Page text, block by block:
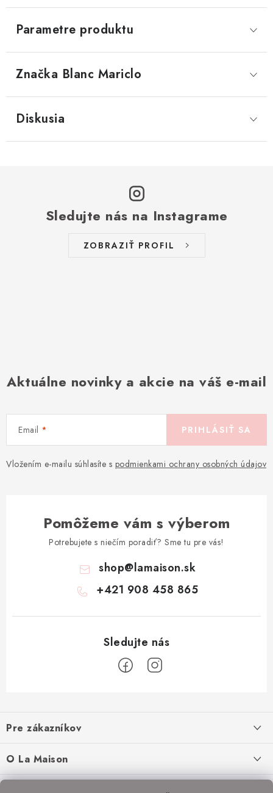
Parametre produktu
Značka Blanc Mariclo
Diskusia
Sledujte nás na Instagrame
ZOBRAZIŤ PROFIL
Aktuálne novinky a akcie na váš e-mail
Email
Vložením e-mailu súhlasíte s podmienkami ochrany osobných údajov
PRIHLÁSIŤ SA
Pomôžeme vám s výberom
Potrebujete s niečím poradiť? Sme tu pre vás!
shop@lamaison.sk
+421 908 458 865
p
ä
i
Pre zákazníkov
Doprava a platba
O La Maison
O nás